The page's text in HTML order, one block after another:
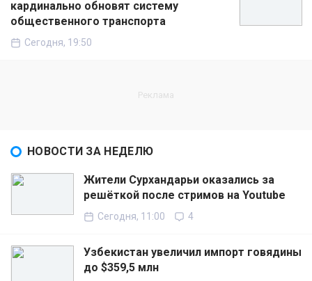
кардинально обновят систему
общественного транспорта
Сегодня, 19:50
НОВОСТИ ЗА НЕДЕЛЮ
Жители Сурхандарьи оказались за
решёткой после стримов на Youtube
Сегодня, 11:00 4
Узбекистан увеличил импорт говядины
до $359,5 млн